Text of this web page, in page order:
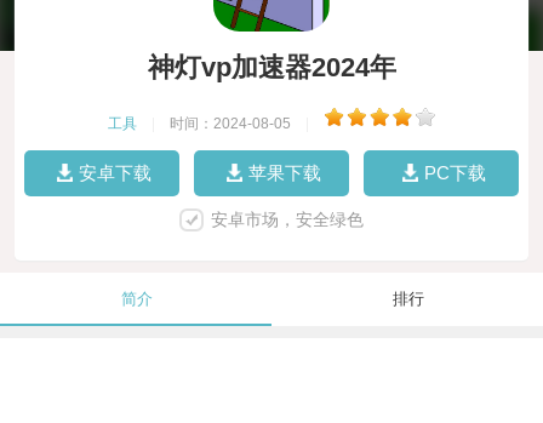
神灯vp加速器2024年
工具 时间：2024-08-05
安卓下载 苹果下载 PC下载
安卓市场，安全绿色
简介 排行